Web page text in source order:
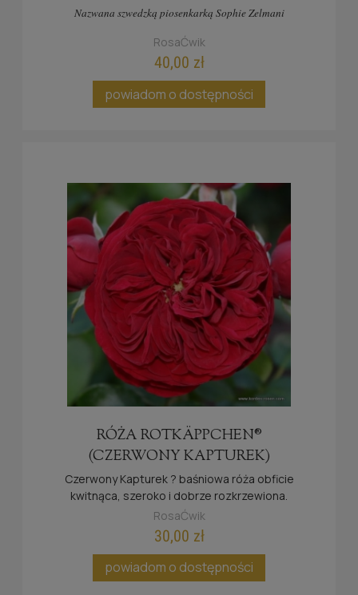
Nazwana szwedzką piosenkarką Sophie Zelmani
RosaĆwik
40,00 zł
powiadom o dostępności
RÓŻA ROTKÄPPCHEN®
(CZERWONY KAPTUREK)
Czerwony Kapturek ? baśniowa róża obficie
kwitnąca, szeroko i dobrze rozkrzewiona.
RosaĆwik
30,00 zł
powiadom o dostępności